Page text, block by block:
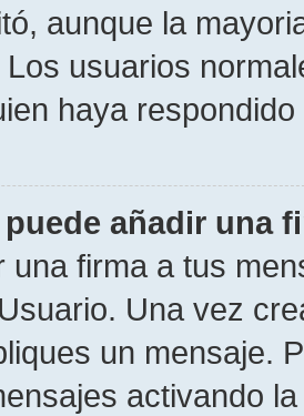
aunque la
usuarios
haya
añadir una
una firma a tus
Una vez
un mensaje.
activando